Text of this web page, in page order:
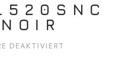
DEAKTIVIERT